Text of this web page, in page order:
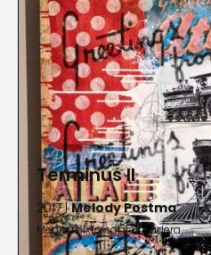
Terminus II
2017 |Melody Postma
Media mixta sobre madera